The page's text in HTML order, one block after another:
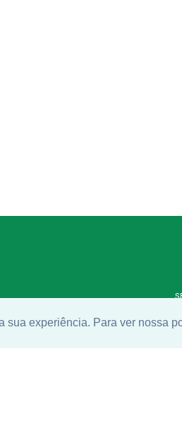
sua experiência. Para ver nossa